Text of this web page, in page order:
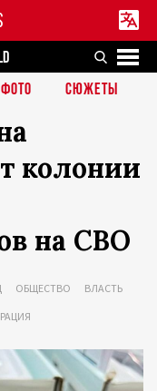
ФОТО СЮЖЕТЫ
колонии
на СВО
ОБЩЕСТВО ВЛАСТЬ